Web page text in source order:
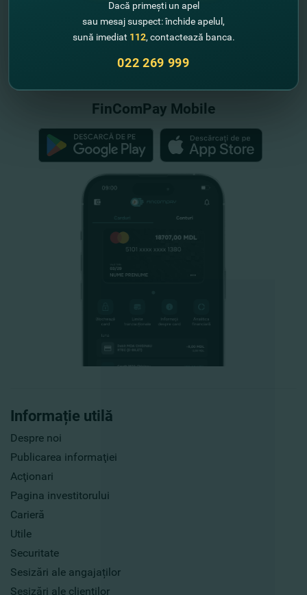
Informație utilă
Despre noi
Publicarea informaţiei
Acţionari
Pagina investitorului
Carieră
Utile
Securitate
Sesizări ale angajaților
Sesizări ale clienților
Schemei de Garantare a Depozitelor
FinComPay Mobile
Dacă primești un apel
sau mesaj suspect: închide apelul,
sună imediat 112, contactează banca.
022 269 999